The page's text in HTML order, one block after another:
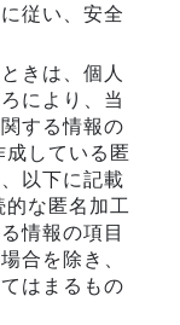
従い、安全
きは、個人
により、当
する情報の
している匿
以下に記載
な匿名加工
情報の項目
合を除き、
はまるもの